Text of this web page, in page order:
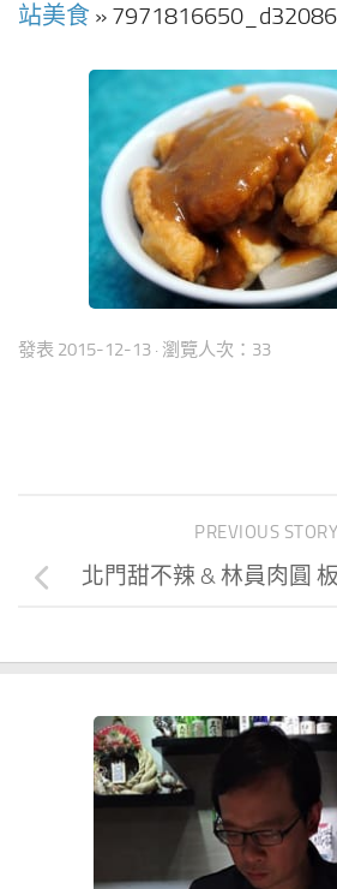
站美食 »
發表 2015-12-13 · 瀏覽人次：33
PREVIOUS STORY
北門甜不辣 & 林員肉圓